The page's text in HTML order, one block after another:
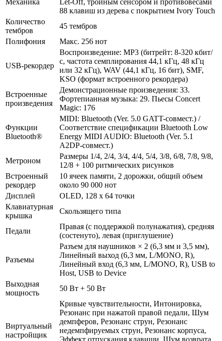
88 клавиш из дерева с покрытием Ivory Touch
Количество
тембров
45 тембров
Полифония
Макс. 256 нот
USB-рекордер
Воспроизведение: MP3 (битрейт: 8-320 кбит/
с, частота семплирования 44,1 кГц, 48 кГц
или 32 кГц), WAV (44,1 кГц, 16 бит), SMF,
KSO (формат встроенного рекордера)
Встроенные
произведения
Демонстрационные произведения: 33.
Фортепианная музыка: 29. Пьесы Concert
Magic: 176
Функции
Bluetooth®
MIDI: Bluetooth (Ver. 5.0 GATT-совмест.) /
Соответствие спецификации Bluetooth Low
Energy MIDI AUDIO: Bluetooth (Ver. 5.1
A2DP-совмест.)
Метроном
Размеры 1/4, 2/4, 3/4, 4/4, 5/4, 3/8, 6/8, 7/8, 9/8,
12/8 + 100 ритмических рисунков
Встроенный
рекордер
10 ячеек памяти, 2 дорожки, общий объем
около 90 000 нот
Дисплей
OLED, 128 x 64 точки
Клавиатурная
крышка
Скользящего типа
Педали
Правая (с поддержкой полунажатия), средняя
(состенуто), левая (приглушение)
Разъемы
Разъем для наушников × 2 (6,3 мм и 3,5 мм),
Линейный выход (6,3 мм, L/MONO, R),
Линейный вход (6,3 мм, L/MONO, R), USB to
Host, USB to Device
Выходная
мощность
50 Вт + 50 Вт
Виртуальный
настройщик
Кривые чувствительности, Интонировка,
Резонанс при нажатой правой педали, Шум
демпферов, Резонанс струн, Резонанс
недемпфируемых струн, Резонанс корпуса,
Эффект отпускания клавиши, Шум возврата